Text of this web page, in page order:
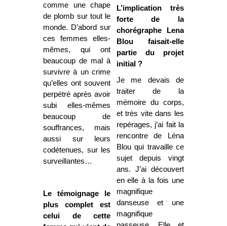
comme une chape
de plomb sur tout le
monde. D’abord sur
ces femmes elles-
mêmes, qui ont
beaucoup de mal à
survivre à un crime
qu’elles ont souvent
perpétré après avoir
subi elles-mêmes
beaucoup de
souffrances, mais
aussi sur leurs
codétenues, sur les
surveillantes…
Le témoignage le
plus complet est
celui de cette
L’implication très
forte de la
chorégraphe Lena
Blou faisait-elle
partie du projet
initial ?
Je me devais de
traiter de la
mémoire du corps,
et très vite dans les
repérages, j’ai fait la
rencontre de Léna
Blou qui travaille ce
sujet depuis vingt
ans. J’ai découvert
en elle à la fois une
magnifique
danseuse et une
magnifique